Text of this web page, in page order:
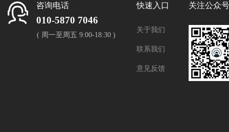
咨询电话
010-5870 7046
( 周一至周五 9:00-18:30 )
快速入口
关于我们
联系我们
意见反馈
关注公众